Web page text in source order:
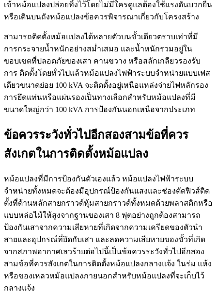
เข้าหม้อแปลงปล่อยทิ้งไว้โดยไม่มีใครดูแลต้องใช้แรงดันบวกยืน
หรือเดินบนถังหม้อแปลงข้อควรพิจารณาเกี่ยวกับโครงสร้าง
สามารถติดตั้งหม้อแปลงได้หลายตัวบนขั้วเดียวตราบเท่าที่มี
การกระจายน้ำหนักอย่างสม่ำเสมอ และน้ำหนักรวมอยู่ใน
ขอบเขตที่ปลอดภัยของเสา คานขวาง หรือสลักเกลียวรองรับ
การ ติดตั้งโดยทั่วไปแล้วหม้อแปลงไฟฟ้าระบบจำหน่ายแบบเฟส
เดียวขนาดย่อย 100 kVA จะติดตั้งอยู่เหนือแหล่งจ่ายไฟหลักรอง
การยึดแท่นหรือแผ่นรองเป็นทางเลือกสำหรับหม้อแปลงที่มี
ขนาดใหญ่กว่า 100 kVA การป้องกันนอกเหนือจากประเภท
ข้อควรระวังทั่วไปอีกสองสามข้อที่ควร
สังเกตในการติดตั้งหม้อแปลง
หม้อแปลงที่มีการป้องกันตัวเองแล้ว หม้อแปลงไฟฟ้าระบบ
จำหน่ายทั้งหมดจะต้องมีอุปกรณ์ป้องกันแสงและช่องตัดฟิวส์ติด
ตั้งที่ด้านหลักสายกราวด์หุ้มสายกราวด์ทั้งหมดด้วยพลาสติกหรือ
แบบหล่อไม้ให้สูงจากฐานของเสา 8 ฟุตอย่างถูกต้องสามารถ
ป้องกันเสาจากความเสียหายที่เกิดจากความเครียดของตัวนำ
สายและอุปกรณ์ที่ยึดกับเสา และลดความเสียหายของขั้วที่เกิด
จากสภาพอากาศเลวร้ายต่อไปนี้เป็นข้อควรระวังทั่วไปอีกสอง
สามข้อที่ควรสังเกตในการติดตั้งหม้อแปลงกลางแจ้ง ในร่ม แห้ง
หรือของเหลวหม้อแปลงภายนอกสำหรับหม้อแปลงที่จะเก็บไว้
กลางแจ้ง